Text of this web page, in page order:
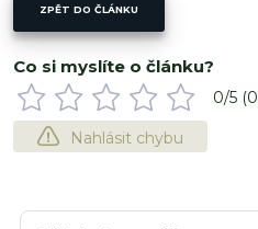
ZPĚT DO ČLÁNKU
Co si myslíte o článku?
0/5 (0
Nahlásit chybu